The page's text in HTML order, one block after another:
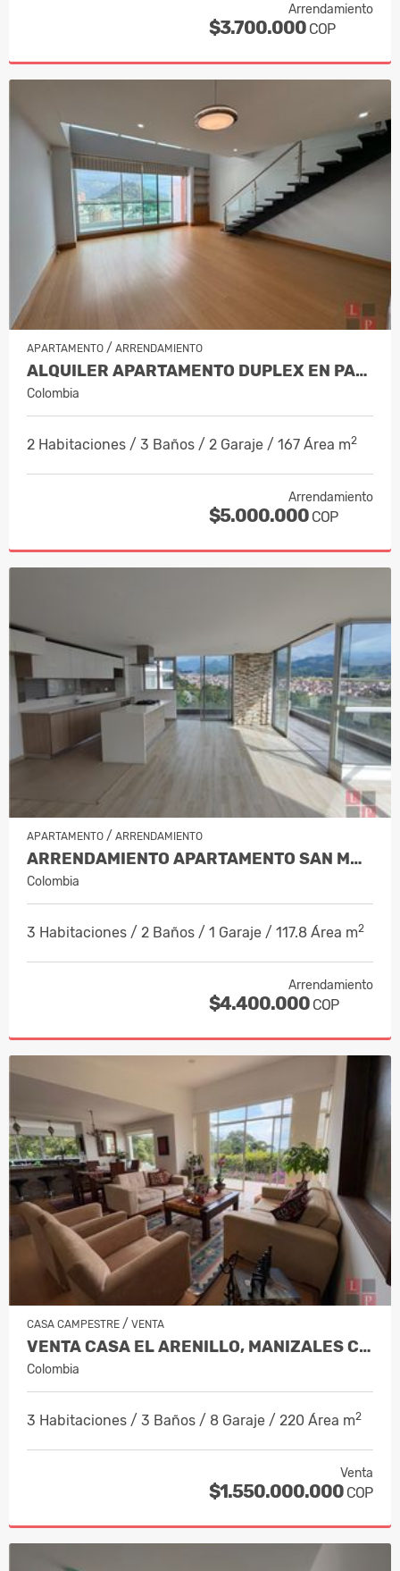
Arrendamiento
$3.700.000 COP
APARTAMENTO / ARRENDAMIENTO
ALQUILER APARTAMENTO DUPLEX EN PALER…
Colombia
2 Habitaciones / 3 Baños / 2 Garaje / 167 Área m2
Arrendamiento
$5.000.000 COP
APARTAMENTO / ARRENDAMIENTO
ARRENDAMIENTO APARTAMENTO SAN MARC…
Colombia
3 Habitaciones / 2 Baños / 1 Garaje / 117.8 Área m2
Arrendamiento
$4.400.000 COP
CASA CAMPESTRE / VENTA
VENTA CASA EL ARENILLO, MANIZALES CO…
Colombia
3 Habitaciones / 3 Baños / 8 Garaje / 220 Área m2
Venta
$1.550.000.000 COP